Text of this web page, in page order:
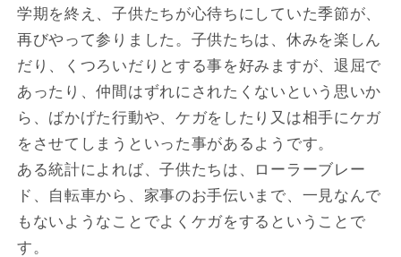
学期を終え、子供たちが心待ちにしていた季節が、
再びやって参りました。子供たちは、休みを楽しん
だり、くつろいだりとする事を好みますが、退屈で
あったり、仲間はずれにされたくないという思いか
ら、ばかげた行動や、ケガをしたり又は相手にケガ
をさせてしまうといった事があるようです。
ある統計によれば、子供たちは、ローラーブレー
ド、自転車から、家事のお手伝いまで、一見なんで
もないようなことでよくケガをするということで
す。